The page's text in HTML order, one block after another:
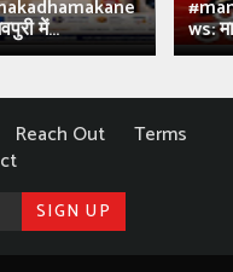
में... ws:
Reach Out
Terms